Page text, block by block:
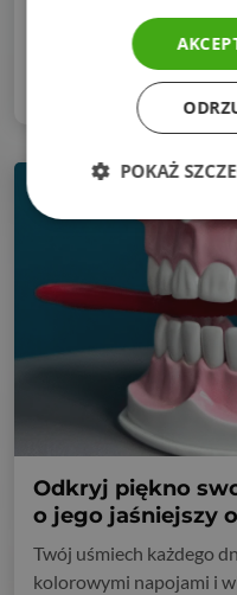
które odgrywa ważną
zdrowia kobiet. Jest
nieinwazyjne, a jego
Odkryj piękno
o jego jaśniejszy
Twój uśmiech każdego
kolorowymi napojami i
POKAŻ